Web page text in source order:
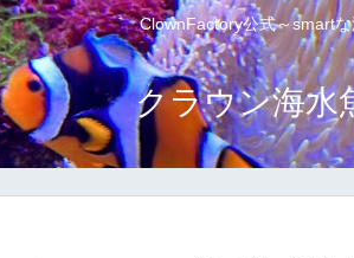
ClownFactory公式～smart
クラウン海水